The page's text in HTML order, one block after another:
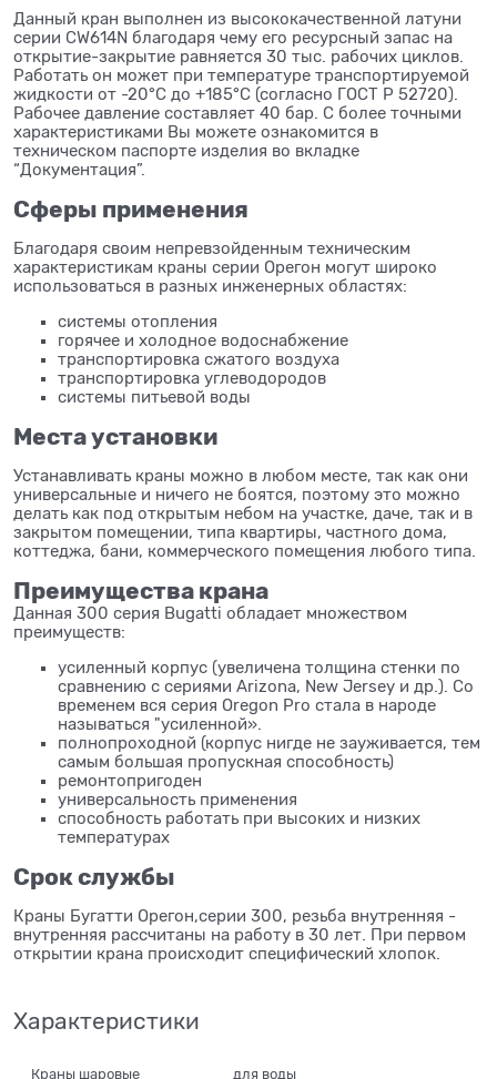
Данный кран выполнен из высококачественной латуни
серии CW614N благодаря чему его ресурсный запас на
открытие-закрытие равняется 30 тыс. рабочих циклов.
Работать он может при температуре транспортируемой
жидкости от -20°С до +185°С (согласно ГОСТ Р 52720).
Рабочее давление составляет 40 бар. С более точными
характеристиками Вы можете ознакомится в
техническом паспорте изделия во вкладке
“Документация”.
Сферы применения
Благодаря своим непревзойденным техническим
характеристикам краны серии Орегон могут широко
использоваться в разных инженерных областях:
системы отопления
горячее и холодное водоснабжение
транспортировка сжатого воздуха
транспортировка углеводородов
системы питьевой воды
Места установки
Устанавливать краны можно в любом месте, так как они
универсальные и ничего не боятся, поэтому это можно
делать как под открытым небом на участке, даче, так и в
закрытом помещении, типа квартиры, частного дома,
коттеджа, бани, коммерческого помещения любого типа.
Преимущества крана
Данная 300 серия Bugatti обладает множеством
преимуществ:
усиленный корпус (увеличена толщина стенки по
сравнению с сериями Arizona, New Jersey и др.). Со
временем вся серия Oregon Pro стала в народе
называться "усиленной».
полнопроходной (корпус нигде не зауживается, тем
самым большая пропускная способность)
ремонтопригоден
универсальность применения
способность работать при высоких и низких
температурах
Срок службы
Краны Бугатти Орегон,серии 300, резьба внутренняя -
внутренняя рассчитаны на работу в 30 лет. При первом
открытии крана происходит специфический хлопок.
Характеристики
Краны шаровые для воды